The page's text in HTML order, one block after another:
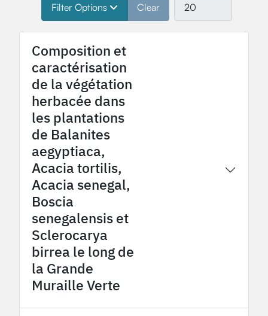
Filter Options Clear
Composition et
caractérisation
de la végétation
herbacée dans
les plantations
de Balanites
aegyptiaca,
Acacia tortilis,
Acacia senegal,
Boscia
senegalensis et
Sclerocarya
birrea le long de
la Grande
Muraille Verte